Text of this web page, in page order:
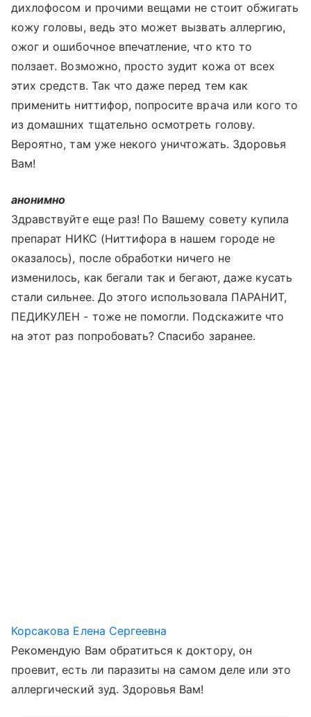
дихлофосом и прочими вещами не стоит обжигать
кожу головы, ведь это может вызвать аллергию,
ожог и ошибочное впечатление, что кто то
ползает. Возможно, просто зудит кожа от всех
этих средств. Так что даже перед тем как
применить ниттифор, попросите врача или кого то
из домашних тщательно осмотреть голову.
Вероятно, там уже некого уничтожать. Здоровья
Вам!
анонимно
Здравствуйте еще раз! По Вашему совету купила
препарат НИКС (Ниттифора в нашем городе не
оказалось), после обработки ничего не
изменилось, как бегали так и бегают, даже кусать
стали сильнее. До этого использовала ПАРАНИТ,
ПЕДИКУЛЕН - тоже не помогли. Подскажите что
на этот раз попробовать? Спасибо заранее.
Корсакова Елена Сергеевна
Рекомендую Вам обратиться к доктору, он
проевит, есть ли паразиты на самом деле или это
аллергический зуд. Здоровья Вам!